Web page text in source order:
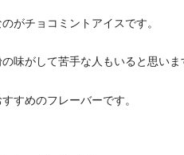
がチョコミントアイスです。
味がして苦手な人もいると思い
すめのフレーバーです。